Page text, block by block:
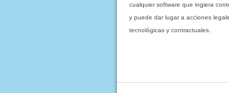
cualquier software que ingiera
y puede dar lugar a acciones
tecnológicas y contractuales.